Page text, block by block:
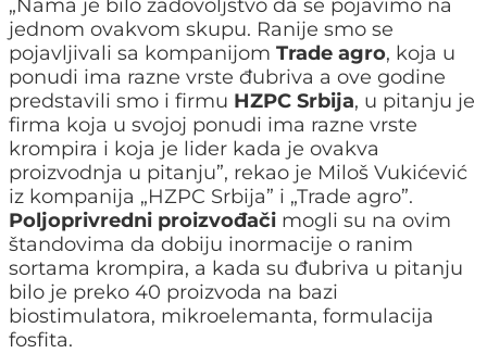
„Nama je bilo zadovoljstvo da se pojavimo na
jednom ovakvom skupu. Ranije smo se
pojavljivali sa kompanijom Trade agro, koja u
ponudi ima razne vrste đubriva a ove godine
predstavili smo i firmu HZPC Srbija, u pitanju je
firma koja u svojoj ponudi ima razne vrste
krompira i koja je lider kada je ovakva
proizvodnja u pitanju”, rekao je Miloš Vukićević
iz kompanija „HZPC Srbija” i „Trade agro”.
Poljoprivredni proizvođači mogli su na ovim
štandovima da dobiju inormacije o ranim
sortama krompira, a kada su đubriva u pitanju
bilo je preko 40 proizvoda na bazi
biostimulatora, mikroelemanta, formulacija
fosfita.